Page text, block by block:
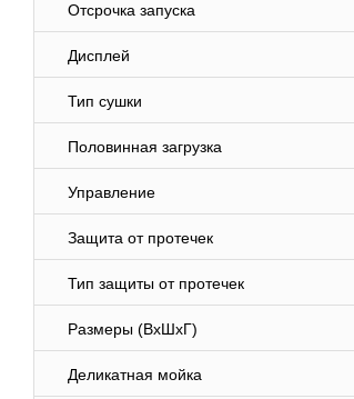
Отсрочка запуска
Дисплей
Тип сушки
Половинная загрузка
Управление
Защита от протечек
Тип защиты от протечек
Размеры (ВхШхГ)
Деликатная мойка